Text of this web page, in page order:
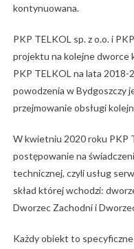
kontynuowana.
PKP TELKOL sp. z o.o. i
projektu na kolejne dworce
PKP TELKOL na lata
powodzenia w Bydgoszczy
przejmowanie obsługi
W kwietniu 2020 roku PKP
postępowanie na
technicznej, czyli usług
skład której wchodzi:
Dworzec Zachodni i
Każdy obiekt to